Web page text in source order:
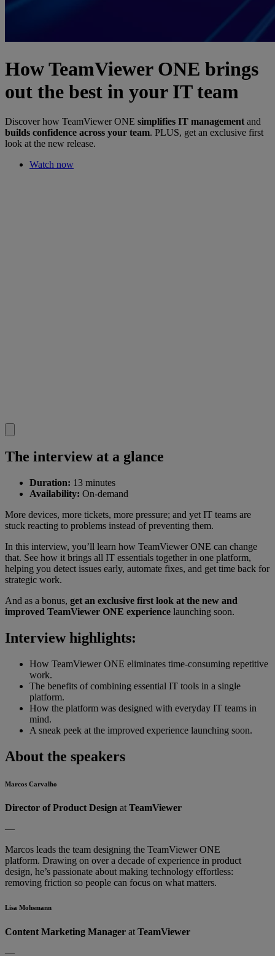
How TeamViewer ONE brings
out the best in your IT team
Discover how TeamViewer ONE simplifies IT management and
builds confidence across your team. PLUS, get an exclusive first
look at the new release.
Watch now
The interview at a glance
Duration: 13 minutes
Availability: On-demand
More devices, more tickets, more pressure; and yet IT teams are
stuck reacting to problems instead of preventing them.
In this interview, you’ll learn how TeamViewer ONE can change
that. See how it brings all IT essentials together in one platform,
helping you detect issues early, automate fixes, and get time back for
strategic work.
And as a bonus, get an exclusive first look at the new and
improved TeamViewer ONE experience launching soon.
Interview highlights:
How TeamViewer ONE eliminates time-consuming repetitive
work.
The benefits of combining essential IT tools in a single
platform.
How the platform was designed with everyday IT teams in
mind.
A sneak peek at the improved experience launching soon.
About the speakers
Marcos Carvalho
Director of Product Design atTeamViewer
—
Marcos leads the team designing the TeamViewer ONE
platform. Drawing on over a decade of experience in product
design, he’s passionate about making technology effortless:
removing friction so people can focus on what matters.
Lisa Mohsmann
Content Marketing Manager atTeamViewer
—